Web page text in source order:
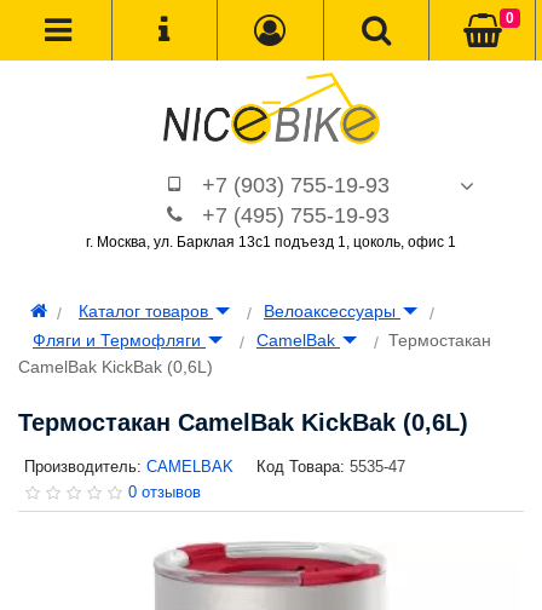
+7 (903) 755-19-93
+7 (495) 755-19-93
г. Москва, ул. Барклая 13с1 подъезд 1, цоколь, офис 1
0
Каталог товаров
Велоаксессуары
Фляги и Термофляги
CamelBak
Термостакан
CamelBak KickBak (0,6L)
Термостакан CamelBak KickBak (0,6L)
Производитель: CAMELBAK Код Товара: 5535-47
0 отзывов